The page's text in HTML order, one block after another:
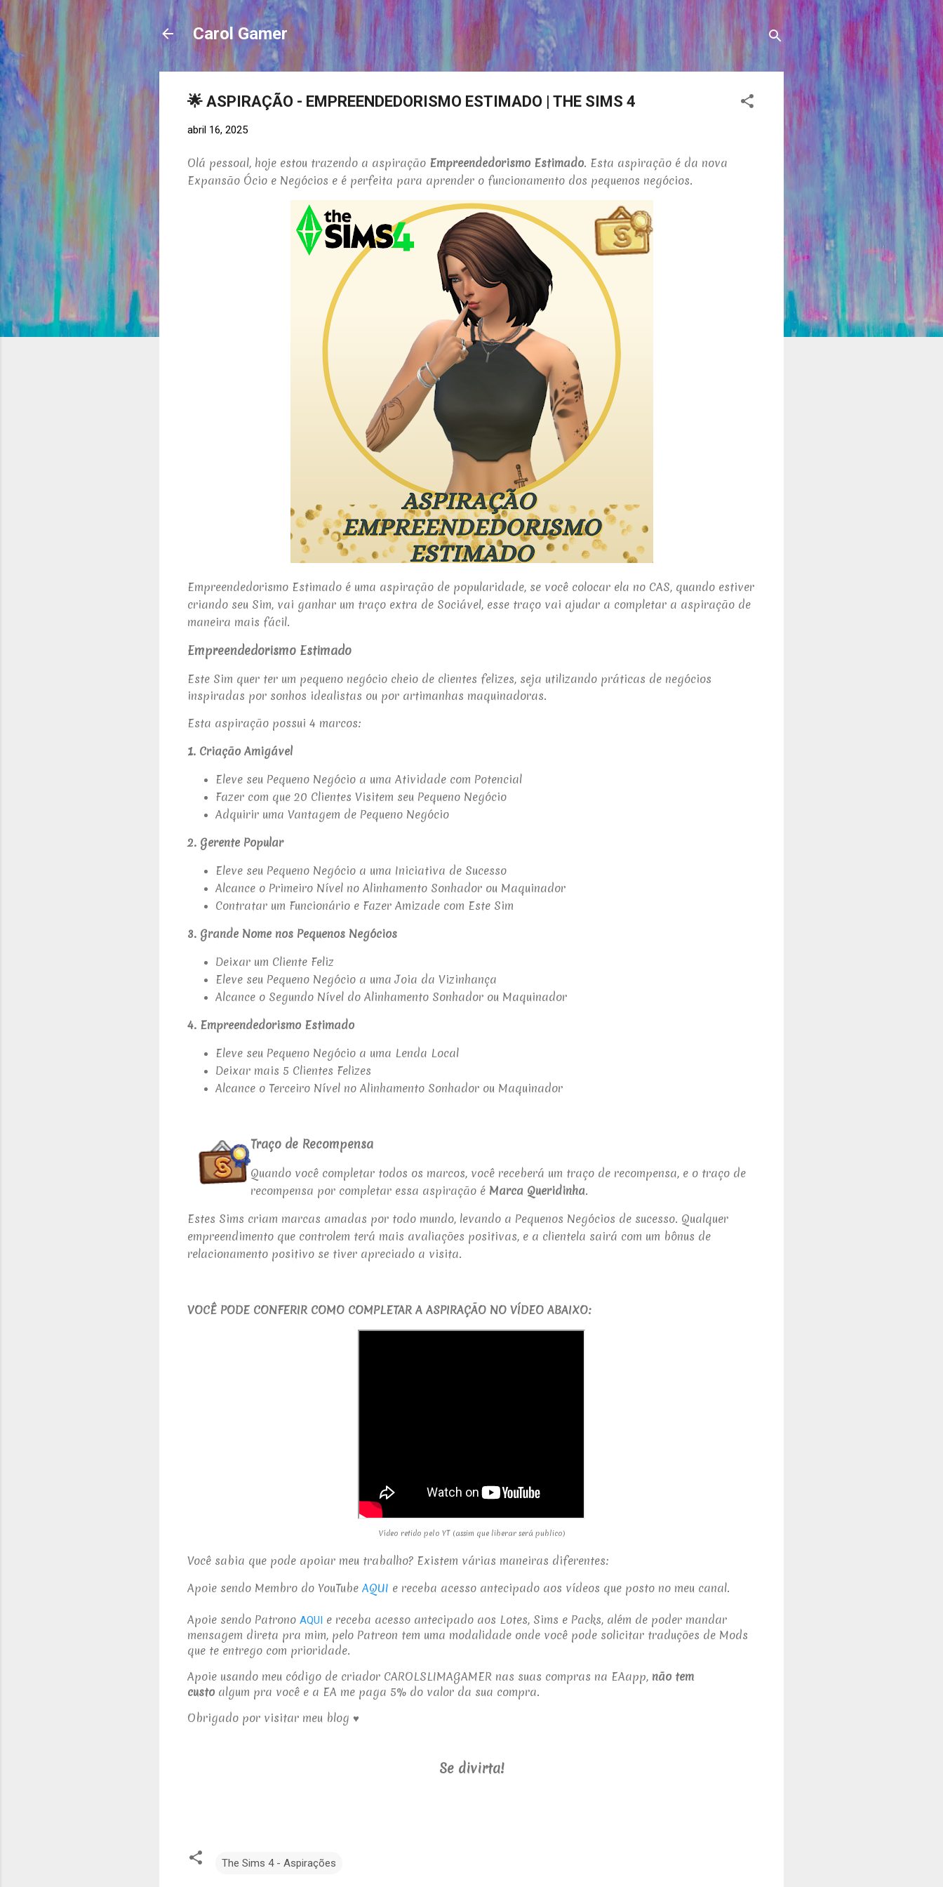
Pular para o conteúdo principal
Carol Gamer
🌟 ASPIRAÇÃO - EMPREENDEDORISMO ESTIMADO | THE SIMS 4
abril 16, 2025
Olá pessoal, hoje estou trazendo a aspiração Empreendedorismo Estimado. Esta aspiração é da nova
Expansão Ócio e Negócios e é perfeita para aprender o funcionamento dos pequenos negócios.
Empreendedorismo Estimado é uma aspiração de popularidade, se você colocar ela no CAS, quando estiver
criando seu Sim, vai ganhar um traço extra de Sociável, esse traço vai ajudar a completar a aspiração de
maneira mais fácil.
Empreendedorismo Estimado
Este Sim quer ter um pequeno negócio cheio de clientes felizes, seja utilizando práticas de negócios
inspiradas por sonhos idealistas ou por artimanhas maquinadoras.
Esta aspiração possui 4 marcos:
1. Criação Amigável
Eleve seu Pequeno Negócio a uma Atividade com Potencial
Fazer com que 20 Clientes Visitem seu Pequeno Negócio
Adquirir uma Vantagem de Pequeno Negócio
2. Gerente Popular
Eleve seu Pequeno Negócio a uma Iniciativa de Sucesso
Alcance o Primeiro Nível no Alinhamento Sonhador ou Maquinador
Contratar um Funcionário e Fazer Amizade com Este Sim
3. Grande Nome nos Pequenos Negócios
Deixar um Cliente Feliz
Eleve seu Pequeno Negócio a uma Joia da Vizinhança
Alcance o Segundo Nível do Alinhamento Sonhador ou Maquinador
4. Empreendedorismo Estimado
Eleve seu Pequeno Negócio a uma Lenda Local
Deixar mais 5 Clientes Felizes
Alcance o Terceiro Nível no Alinhamento Sonhador ou Maquinador
Traço de Recompensa
Quando você completar todos os marcos, você receberá um traço de recompensa, e o traço de
recompensa por completar essa aspiração é Marca Queridinha.
Estes Sims criam marcas amadas por todo mundo, levando a Pequenos Negócios de sucesso. Qualquer
empreendimento que controlem terá mais avaliações positivas, e a clientela sairá com um bônus de
relacionamento positivo se tiver apreciado a visita.
VOCÊ PODE CONFERIR COMO COMPLETAR A ASPIRAÇÃO NO VÍDEO ABAIXO:
Vídeo retido pelo YT (assim que liberar será publico)
Você sabia que pode apoiar meu trabalho? Existem várias maneiras diferentes:
Apoie sendo Membro do YouTube AQUI e receba acesso antecipado aos vídeos que posto no meu canal.
Apoie sendo Patrono AQUI e receba acesso antecipado aos Lotes, Sims e Packs, além de poder mandar
mensagem direta pra mim, pelo Patreon tem uma modalidade onde você pode solicitar traduções de Mods
que te entrego com prioridade.
Apoie usando meu código de criador CAROLSLIMAGAMER nas suas compras na EAapp, não tem
custo algum pra você e a EA me paga 5% do valor da sua compra.
Obrigado por visitar meu blog ♥
Se divirta!
The Sims 4 - Aspirações